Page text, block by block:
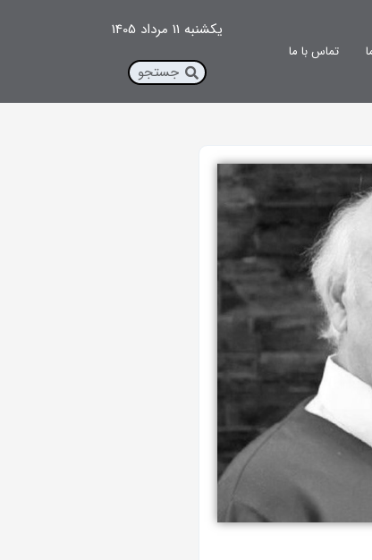
تماس با ما
یکشنبه 11 مرداد 1405